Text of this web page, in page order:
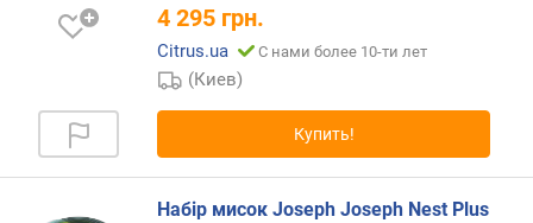
о
г
к
е
4 295 грн.
Citrus.ua С нами более 10-ти лет
(Киев)
Купить!
Набір мисок Joseph Joseph Nest Plus